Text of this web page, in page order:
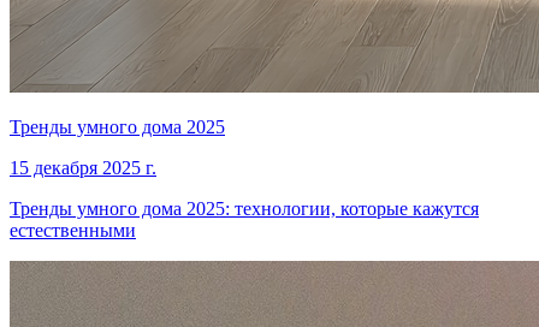
Тренды умного дома 2025
15 декабря 2025 г.
Тренды умного дома 2025: технологии, которые кажутся
естественными